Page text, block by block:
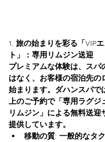
1. 旅の始まりを彩る「VIP
ト」：専用リムジン送迎
プレミアムな体験は、スパ
はなく、お客様の宿泊先の
始まります。ダハンスパで
上のご予約で「専用ラグジ
リムジン」による無料送迎
提供しています。
移動の質: 一般的なタ